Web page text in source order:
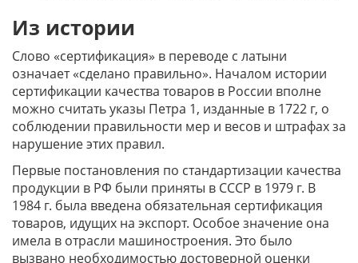
Из истории
Слово «сертификация» в переводе с латыни
означает «сделано правильно». Началом истории
сертификации качества товаров в России вполне
можно считать указы Петра 1, изданные в 1722 г, о
соблюдении правильности мер и весов и штрафах за
нарушение этих правил.
Первые постановления по стандартизации качества
продукции в РФ были приняты в СССР в 1979 г. В
1984 г. была введена обязательная сертификация
товаров, идущих на экспорт. Особое значение она
имела в отрасли машиностроения. Это было
вызвано необходимостью достоверной оценки